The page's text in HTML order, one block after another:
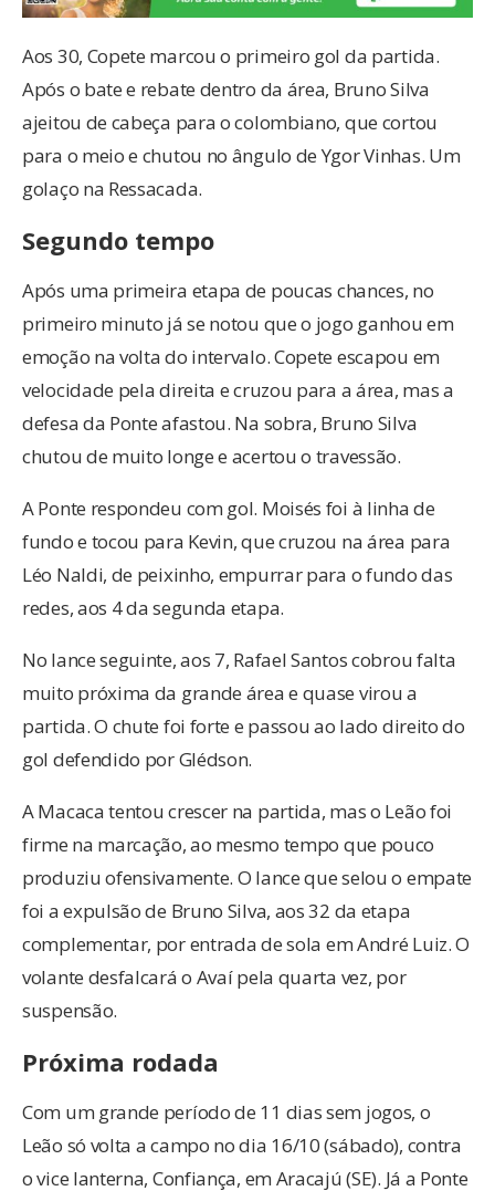
Aos 30, Copete marcou o primeiro gol da partida.
Após o bate e rebate dentro da área, Bruno Silva
ajeitou de cabeça para o colombiano, que cortou
para o meio e chutou no ângulo de Ygor Vinhas. Um
golaço na Ressacada.
Segundo tempo
Após uma primeira etapa de poucas chances, no
primeiro minuto já se notou que o jogo ganhou em
emoção na volta do intervalo. Copete escapou em
velocidade pela direita e cruzou para a área, mas a
defesa da Ponte afastou. Na sobra, Bruno Silva
chutou de muito longe e acertou o travessão.
A Ponte respondeu com gol. Moisés foi à linha de
fundo e tocou para Kevin, que cruzou na área para
Léo Naldi, de peixinho, empurrar para o fundo das
redes, aos 4 da segunda etapa.
No lance seguinte, aos 7, Rafael Santos cobrou falta
muito próxima da grande área e quase virou a
partida. O chute foi forte e passou ao lado direito do
gol defendido por Glédson.
A Macaca tentou crescer na partida, mas o Leão foi
firme na marcação, ao mesmo tempo que pouco
produziu ofensivamente. O lance que selou o empate
foi a expulsão de Bruno Silva, aos 32 da etapa
complementar, por entrada de sola em André Luiz. O
volante desfalcará o Avaí pela quarta vez, por
suspensão.
Próxima rodada
Com um grande período de 11 dias sem jogos, o
Leão só volta a campo no dia 16/10 (sábado), contra
o vice lanterna, Confiança, em Aracajú (SE). Já a Ponte